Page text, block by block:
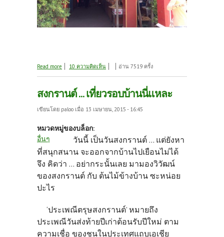
Read more about วันนี้ วันดี ... มีสมรส ... ?
10 ความคิดเห็น อ่าน 7519 ครั้ง
สงกรานต์ ... เที่ยวรอบบ้านนี่แหละ
เขียนโดย paloo เมื่อ 13 เมษายน, 2015 - 16:45
หมวดหมู่ของบล็อก:
อื่นๆ
วันนี้ เป็นวันสงกรานต์ ... แต่ยังหา
ที่สนุกสนาน จะออกจากบ้านไปเยือนไม่ได้
จึง คิดว่า ... อย่ากระนั้นเลย มามองวิวัฒน์
ของสงกรานต์ กับ ต้นไม้ข้างบ้าน ซะหน่อย
ปะไร
‘ประเพณีตรุษสงกรานต์’ หมายถึง
ประเพณีวันส่งท้ายปีเก่าต้อนรับปีใหม่ ตาม
ความเชื่อ ของชนในประเทศแถบเอเชีย